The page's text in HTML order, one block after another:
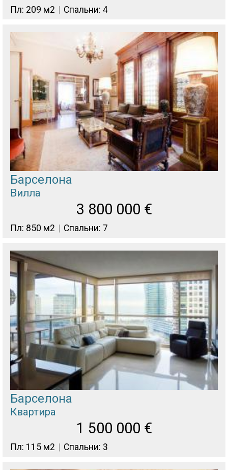
Пл: 209 м2 Спальни: 4
Барселона
Вилла
3 800 000 €
Пл: 850 м2 Спальни: 7
Барселона
Квартира
1 500 000 €
Пл: 115 м2 Спальни: 3